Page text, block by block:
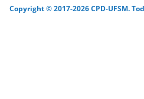
Copyright © 2017-2026 CPD-UFSM.